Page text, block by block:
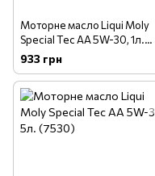
Моторне масло Liqui Moly
Special Tec AA 5W-30, 1л.
(7515)
933 грн